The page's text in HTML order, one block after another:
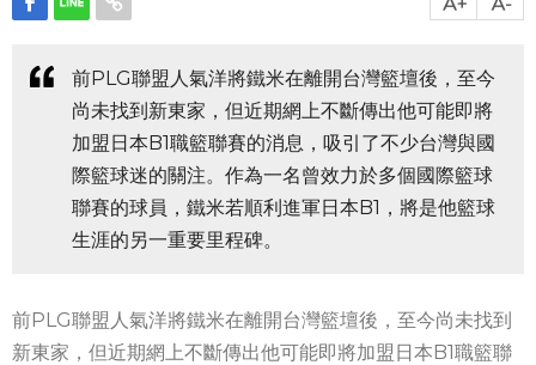
前PLG聯盟人氣洋將鐵米在離開台灣籃壇後，至今
尚未找到新東家，但近期網上不斷傳出他可能即將
加盟日本B1職籃聯賽的消息，吸引了不少台灣與國
際籃球迷的關注。作為一名曾效力於多個國際籃球
聯賽的球員，鐵米若順利進軍日本B1，將是他籃球
生涯的另一重要里程碑。
前PLG聯盟人氣洋將鐵米在離開台灣籃壇後，至今尚未找到
新東家，但近期網上不斷傳出他可能即將加盟日本B1職籃聯